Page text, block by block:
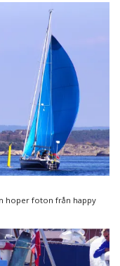
hoper foton från happy